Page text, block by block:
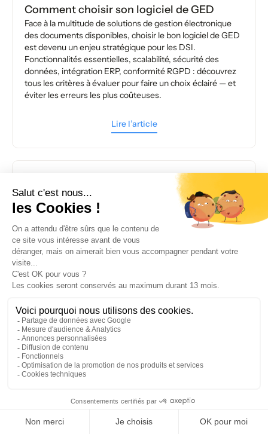
Comment choisir son logiciel de GED
Face à la multitude de solutions de gestion électronique
des documents disponibles, choisir le bon logiciel de GED
est devenu un enjeu stratégique pour les DSI.
Fonctionnalités essentielles, scalabilité, sécurité des
données, intégration ERP, conformité RGPD : découvrez
tous les critères à évaluer pour faire un choix éclairé — et
éviter les erreurs les plus coûteuses.
Lire l’article
Comparatif des meilleurs logiciels de GED
Français en 2026
Ce comparatif analyse les 10 meilleurs logiciels de GED
français 2026 sur 6 critères décisifs (adoption,
transversalité, droits, intégrations, recherche,
hébergement). Le guide inclut un tableau comparatif
solution adaptée à votre organisation.